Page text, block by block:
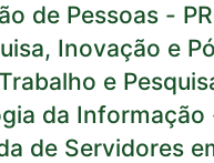
de Pessoas -
Inovação e
e
da Informação
de Servidores